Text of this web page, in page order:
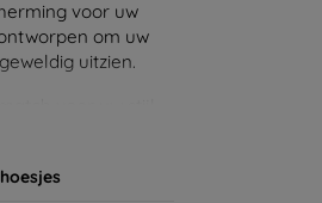
voor uw
om uw
uitzien.
bescherming